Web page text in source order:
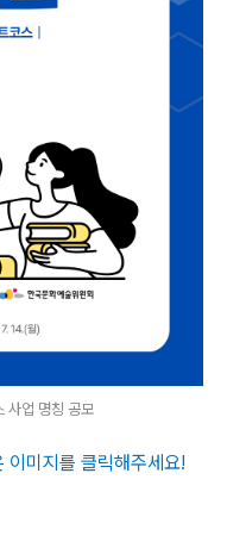
사업 명칭 공모
이미지를 클릭해주세요!